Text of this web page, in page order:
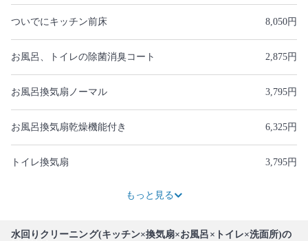
ついでにキッチン前床 8,050円
お風呂、トイレの除菌消臭コート 2,875円
お風呂換気扇ノーマル 3,795円
お風呂換気扇乾燥機能付き 6,325円
トイレ換気扇
3,795円
もっと見る
水回りクリーニング(キッチン×換気扇×お風呂×トイレ×洗面所)の